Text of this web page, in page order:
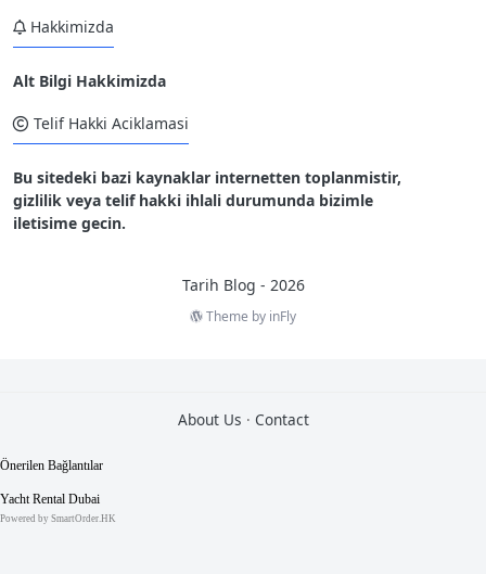
Hakkimizda
Alt Bilgi Hakkimizda
Telif Hakki Aciklamasi
Bu sitedeki bazi kaynaklar internetten toplanmistir,
gizlilik veya telif hakki ihlali durumunda bizimle
iletisime gecin.
Tarih Blog - 2026
Theme by inFly
m
m
u
About Us · Contact